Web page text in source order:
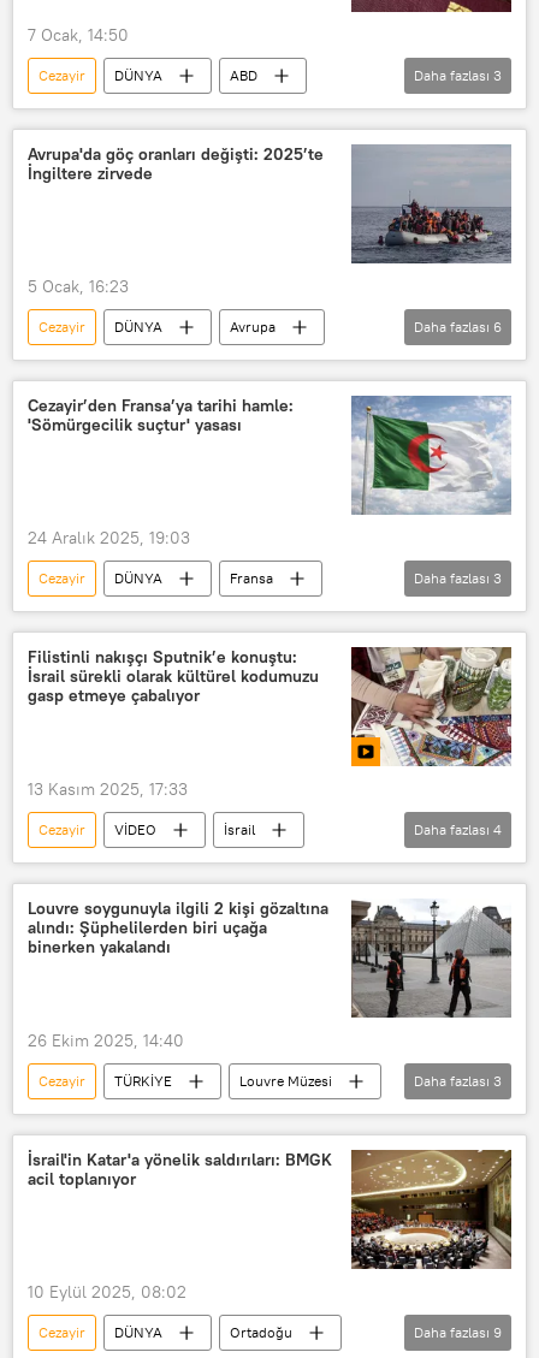
7 Ocak, 14:50
Cezayir DÜNYA
ABD
Vize
Angola
Haberler
Daha fazlası 3
Avrupa'da göç oranları değişti: 2025’te
İngiltere zirvede
5 Ocak, 16:23
Cezayir DÜNYA
Avrupa
Batı Afrika
Batı Balkanlar
AB
Avrupa Birliği
Frontex
İngiltere
Daha fazlası 6
Cezayir’den Fransa’ya tarihi hamle:
'Sömürgecilik suçtur' yasası
24 Aralık 2025, 19:03
Cezayir DÜNYA
Fransa
Paris
sömürge
Sömürgecilik
Daha fazlası 3
Filistinli nakışçı Sputnik’e konuştu:
İsrail sürekli olarak kültürel kodumuzu
gasp etmeye çabalıyor
13 Kasım 2025, 17:33
Cezayir VİDEO
İsrail
Filistin
Gazze Şeridi
DÜNYA
Ortadoğu
Daha fazlası 4
Louvre soygunuyla ilgili 2 kişi gözaltına
alındı: Şüphelilerden biri uçağa
binerken yakalandı
26 Ekim 2025, 14:40
Cezayir TÜRKİYE
Louvre Müzesi
Paris
Mali Soygun
Daha fazlası 3
İsrail'in Katar'a yönelik saldırıları: BMGK
acil toplanıyor
10 Eylül 2025, 08:02
Cezayir DÜNYA
Ortadoğu
Daha fazlası 9